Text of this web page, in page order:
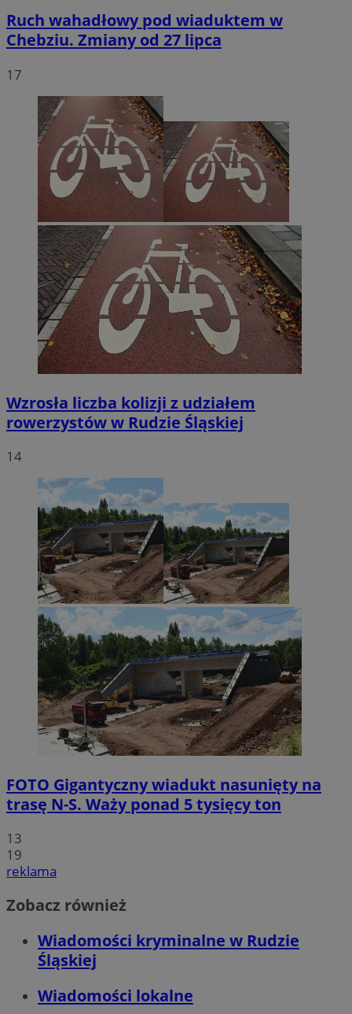
Ruch wahadłowy pod wiaduktem w
Chebziu. Zmiany od 27 lipca
17
Wzrosła liczba kolizji z udziałem
rowerzystów w Rudzie Śląskiej
14
FOTO Gigantyczny wiadukt nasunięty na
trasę N-S. Waży ponad 5 tysięcy ton
13
19
reklama
Zobacz również
Wiadomości kryminalne w Rudzie
Śląskiej
Wiadomości lokalne